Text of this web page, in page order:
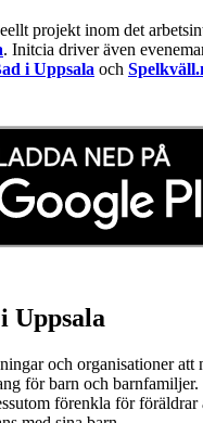
projekt inom det
. Initcia driver även
i Uppsala och
Uppsala
och organisationer att
för barn och barnfamiljer.
förenkla för föräldrar